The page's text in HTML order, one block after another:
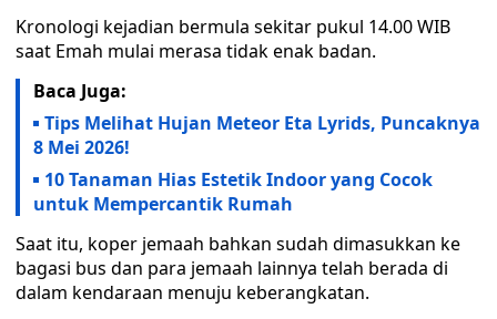
Kronologi kejadian bermula sekitar pukul 14.00 WIB
saat Emah mulai merasa tidak enak badan.
Baca Juga:
Tips Melihat Hujan Meteor Eta Lyrids, Puncaknya
8 Mei 2026!
10 Tanaman Hias Estetik Indoor yang Cocok
untuk Mempercantik Rumah
Saat itu, koper jemaah bahkan sudah dimasukkan ke
bagasi bus dan para jemaah lainnya telah berada di
dalam kendaraan menuju keberangkatan.